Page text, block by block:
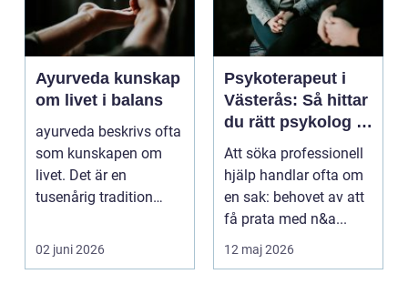
Ayurveda kunskap
om livet i balans
ayurveda beskrivs ofta
som kunskapen om
livet. Det är en
tusenårig tradition
kropp,...
02 juni 2026
Psykoterapeut i
Västerås: Så hittar
du rätt psykolog i
Västerås för
samtal och terapi
Att söka professionell
hjälp handlar ofta om
en sak: behovet av att
få prata med n&a...
12 maj 2026